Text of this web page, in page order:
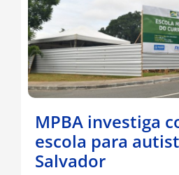
MPBA investiga
escola para
Salvador